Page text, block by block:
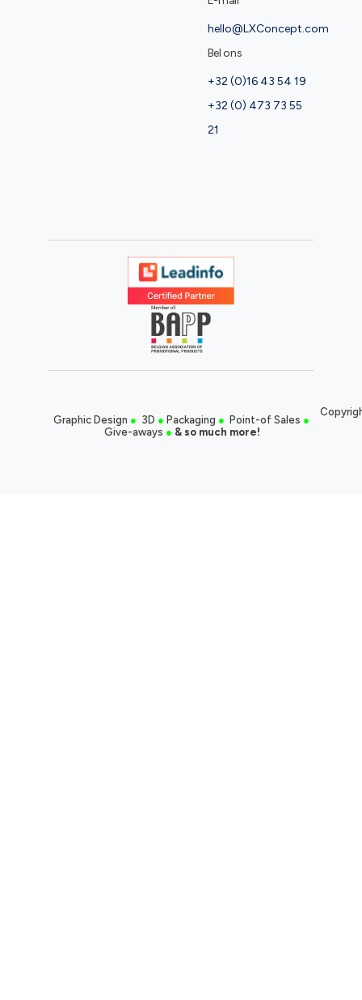
hello@LXConcept.com
Bel ons
+32 (0)16 43 54 19
+32 (0) 473 73 55
21
Graphic Design ● 3D ● Packaging ● Point-of Sales ●
Give-aways ● & so much more!